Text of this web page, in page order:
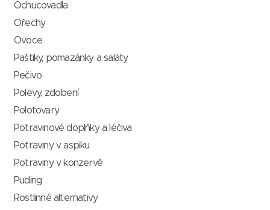
Ochucovadla
Ořechy
Ovoce
Paštiky, pomazánky a saláty
Pečivo
Polevy, zdobení
Polotovary
Potravinové doplňky a léčiva
Potraviny v aspiku
Potraviny v konzervě
Puding
Rostlinné alternativy